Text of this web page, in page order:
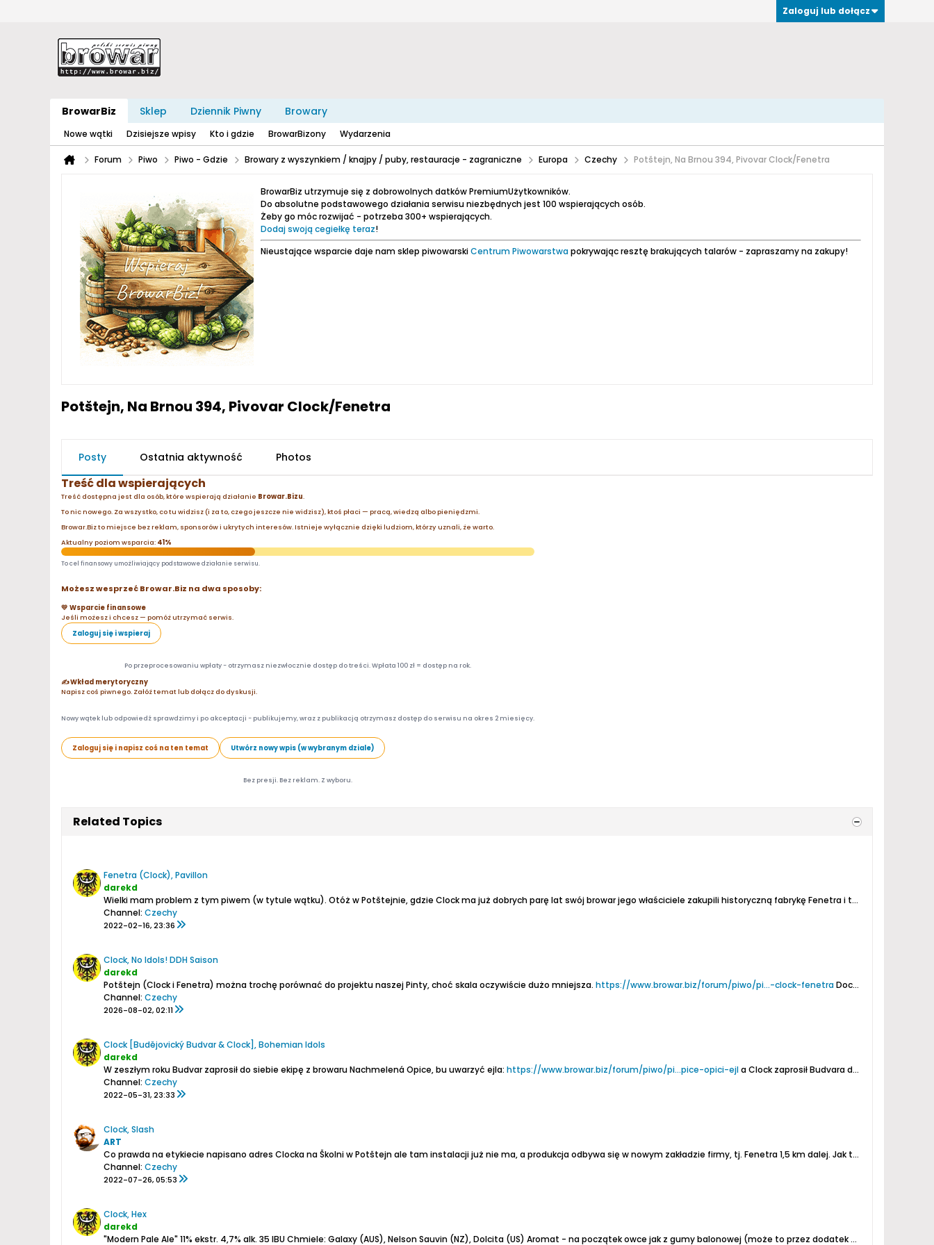
Zaloguj lub dołącz
BrowarBiz Sklep Dziennik Piwny Browary
Nowe wątki Dzisiejsze wpisy Kto i gdzie BrowarBizony Wydarzenia
Forum Piwo Piwo - Gdzie Browary z wyszynkiem / knajpy / puby, restauracje - zagraniczne Europa Czechy Potštejn, Na Brnou 394, Pivovar Clock/Fenetra
BrowarBiz utrzymuje się z dobrowolnych datków PremiumUżytkowników.
Do absolutne podstawowego działania serwisu niezbędnych jest 100 wspierających osób.
Żeby go móc rozwijać - potrzeba 300+ wspierających.
Dodaj swoją cegiełkę teraz!
Nieustające wsparcie daje nam sklep piwowarskiCentrum Piwowarstwapokrywając resztę brakujących talarów - zapraszamy na zakupy!
Potštejn, Na Brnou 394, Pivovar Clock/Fenetra
Posty Ostatnia aktywność Photos
Treść dla wspierających
Treść dostępna jest dla osób, które wspierają działanie Browar.Bizu.
To nic nowego. Za wszystko, co tu widzisz (i za to, czego jeszcze nie widzisz), ktoś płaci — pracą, wiedzą albo pieniędzmi.
Browar.Biz to miejsce bez reklam, sponsorów i ukrytych interesów. Istnieje wyłącznie dzięki ludziom, którzy uznali, że warto.
Aktualny poziom wsparcia: 41%
To cel finansowy umożliwiający podstawowe działanie serwisu.
Możesz wesprzeć Browar.Biz na dwa sposoby:
💛 Wsparcie finansowe
Jeśli możesz i chcesz — pomóż utrzymać serwis.
Zaloguj się i wspieraj
Po przeprocesowaniu wpłaty - otrzymasz niezwłocznie dostęp do treści. Wpłata 100 zł = dostęp na rok.
✍️ Wkład merytoryczny
Napisz coś piwnego. Załóż temat lub dołącz do dyskusji.
Nowy wątek lub odpowiedź sprawdzimy i po akceptacji - publikujemy, wraz z publikacją otrzymasz dostęp do serwisu na okres 2 miesięcy.
Zaloguj się i napisz coś na ten temat Utwórz nowy wpis (w wybranym dziale)
Bez presji. Bez reklam. Z wyboru.
Related Topics
Fenetra (Clock), Pavillon
darekd
Wielki mam problem z tym piwem (w tytule wątku). Otóż w Potštejnie, gdzie Clock ma już dobrych parę lat swój browar jego właściciele zakupili historyczną fabrykę Fenetra i tam warzą nowe piwa pod nową marką. Chodzi o piwa kojarzące się z Belgią - saisony, spontaniczna fermentacja, itd....
Channel: Czechy
2022-02-16, 23:36
Clock, No Idols! DDH Saison
darekd
Potštejn (Clock i Fenetra) można trochę porównać do projektu naszej Pinty, choć skala oczywiście dużo mniejsza. https://www.browar.biz/forum/piwo/pi...-clock-fenetraDochmielony na zimno...
Channel: Czechy
2026-08-02, 02:11
Clock [Budějovický Budvar & Clock], Bohemian Idols
darekd
W zeszłym roku Budvar zaprosił do siebie ekipę z browaru Nachmelená Opice, bu uwarzyć ejla: https://www.browar.biz/forum/piwo/pi...pice-opici-ejla Clock zaprosił Budvara do wspólnego uwarzenia klasyki czeskiej...
Channel: Czechy
2022-05-31, 23:33
Clock, Slash
ART
Co prawda na etykiecie napisano adres Clocka na Školni w Potštejn ale tam instalacji już nie ma, a produkcja odbywa się w nowym zakładzie firmy, tj. Fenetra 1,5 km dalej. Jak tu ktoś sensownie wyjaśni
Channel: Czechy
2022-07-26, 05:53
Clock, Hex
darekd
"Modern Pale Ale"11% ekstr. 4,7% alk. 35 IBUChmiele: Galaxy (AUS), Nelson Sauvin (NZ), Dolcita (US) Aromat - na początek owce jak z gumy balonowej (może to przez dodatek pszenicznych i owocowych płatków), po przelaniu to agrestowo-winogronowe,...